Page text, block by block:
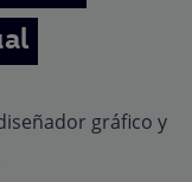
gráfico y